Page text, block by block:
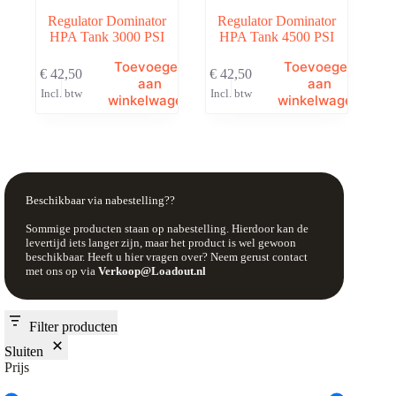
Regulator Dominator
HPA Tank 3000 PSI
€ 42,50
Incl. btw
Toevoegen
aan
winkelwagen
Regulator Dominator
HPA Tank 4500 PSI
€ 42,50
Incl. btw
Toevoegen
aan
winkelwagen
Beschikbaar via nabestelling??
Sommige producten staan op nabestelling. Hierdoor kan de
levertijd iets langer zijn, maar het product is wel gewoon
beschikbaar. Heeft u hier vragen over? Neem gerust contact
met ons op via Verkoop@Loadout.nl
Filter producten
Sluiten
Prijs